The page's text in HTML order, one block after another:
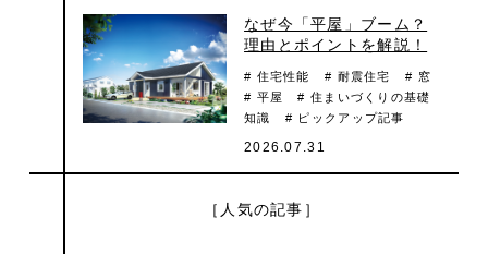
なぜ今「平屋」ブーム？
理由とポイントを解説！
# 住宅性能 # 耐震住宅
# 窓
# 平屋
# 住まいづくりの基礎
知識
# ピックアップ記事
2026.07.31
［人気の記事］